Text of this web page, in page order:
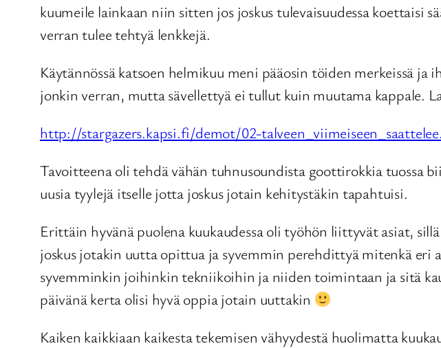
kuumeile lainkaan niin sitten jos joskus tulevaisuudessa koettaisi
verran tulee tehtyä lenkkejä.
Käytännössä katsoen helmikuu meni pääosin töiden merkeissä
jonkin verran, mutta sävellettyä ei tullut kuin muutama kappale.
http://stargazers.kapsi.fi/demot/02-
Tavoitteena oli tehdä vähän tuhnusoundista goottirokkia tuossa
uusia tyylejä itselle jotta joskus jotain kehitystäkin tapahtuisi.
Erittäin hyvänä puolena kuukaudessa oli työhön liittyvät asiat,
joskus jotakin uutta opittua ja syvemmin perehdittyä mitenkä
syvemminkin joihinkin tekniikoihin ja niiden toimintaan ja sitä
päivänä kerta olisi hyvä oppia jotain uuttakin
Kaiken kaikkiaan kaikesta tekemisen vähyydestä huolimatta